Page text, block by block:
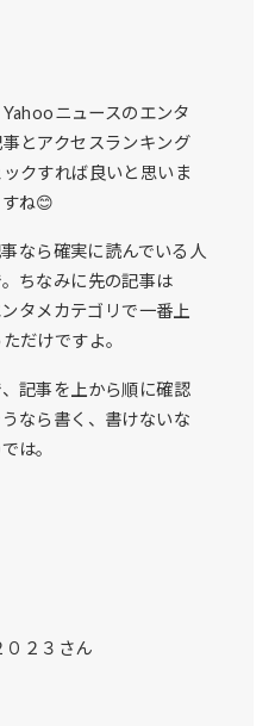
ニュースのエンタ
とアクセスランキング
クすれば良いと思いま
ね😊
なら確実に読んでいる人
ちなみに先の記事は
タメカテゴリで一番上
だけですよ。
記事を上から順に確認
なら書く、書けないな
は。
０２３さん